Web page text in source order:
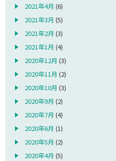
2021年4月 (6)
2021年3月 (5)
2021年2月 (3)
2021年1月 (4)
2020年12月 (3)
2020年11月 (2)
2020年10月 (3)
2020年9月 (2)
2020年7月 (4)
2020年6月 (1)
2020年5月 (2)
2020年4月 (5)